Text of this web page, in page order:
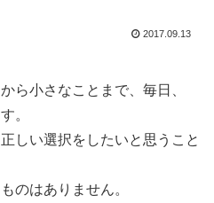
2017.09.13
ら小さなことまで、毎日、
。
しい選択をしたいと思うこと
のはありません。